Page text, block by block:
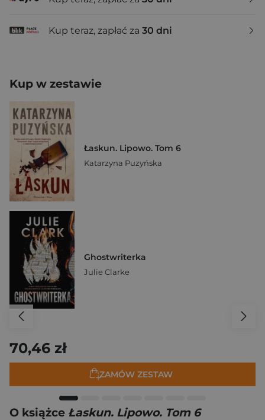
Kup teraz, zapłać za 30 dni
Kup w zestawie
Łaskun. Lipowo. Tom 6
Katarzyna Puzyńska
Ghostwriterka
Julie Clarke
70,46 zł
ZAMÓW ZESTAW
O książce Łaskun. Lipowo. Tom 6